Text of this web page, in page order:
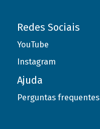
Redes Sociais
YouTube
Instagram
Ajuda
Perguntas frequentes